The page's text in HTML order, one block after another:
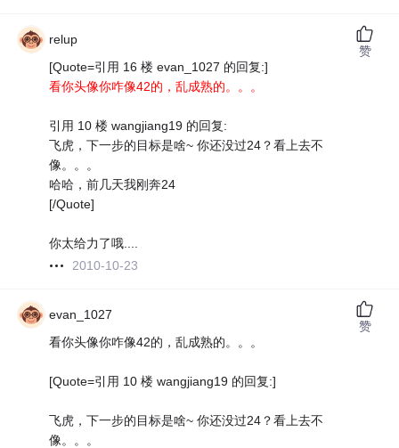
relup
[Quote=引用 16 楼 evan_1027 的回复:]
看你头像你咋像42的，乱成熟的。。。
引用 10 楼 wangjiang19 的回复:
飞虎，下一步的目标是啥~ 你还没过24？看上去不
像。。。
哈哈，前几天我刚奔24
[/Quote]
你太给力了哦....
2010-10-23
赞
evan_1027
看你头像你咋像42的，乱成熟的。。。
[Quote=引用 10 楼 wangjiang19 的回复:]
飞虎，下一步的目标是啥~ 你还没过24？看上去不
像。。。
赞